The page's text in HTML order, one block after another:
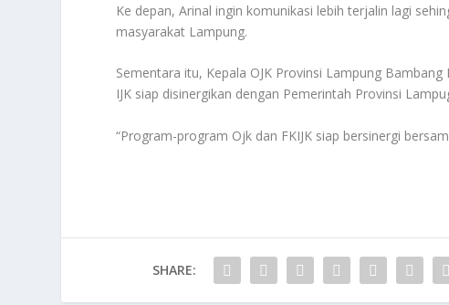
Ke depan, Arinal ingin komunikasi lebih terjalin lagi
masyarakat Lampung.
Sementara itu, Kepala OJK Provinsi Lampung
IJK siap disinergikan dengan Pemerintah Provinsi
“Program-program Ojk dan FKIJK siap bersinergi
SHARE: